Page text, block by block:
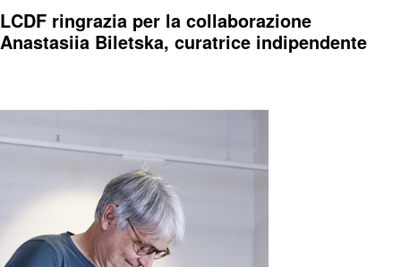
LCDF ringrazia per la collaborazione
Anastasiia Biletska, curatrice indipendente